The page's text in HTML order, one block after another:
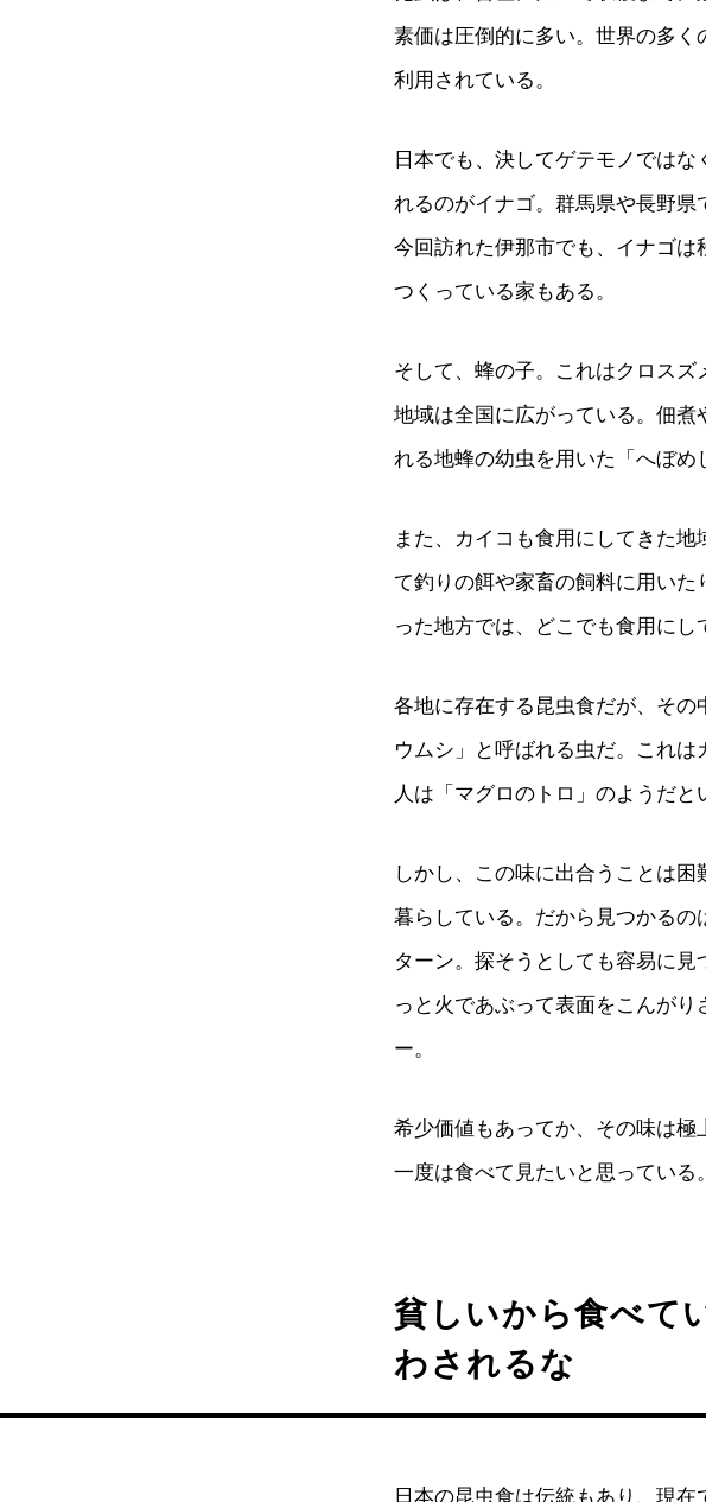
素価は圧倒的に多い。世界の多
利用されている。
日本でも、決してゲテモノでは
れるのがイナゴ。群馬県や長野県
今回訪れた伊那市でも、イナゴ
つくっている家もある。
そして、蜂の子。これはクロス
地域は全国に広がっている。佃
れる地蜂の幼虫を用いた「へぼめ
また、カイコも食用にしてきた
て釣りの餌や家畜の飼料に用い
った地方では、どこでも食用にし
各地に存在する昆虫食だが、その
ウムシ」と呼ばれる虫だ。これ
人は「マグロのトロ」のようだと
しかし、この味に出合うことは
暮らしている。だから見つかる
ターン。探そうとしても容易に
っと火であぶって表面をこんが
ー。
希少価値もあってか、その味は
一度は食べて見たいと思っている。
貧しいから食べて
わされるな
日本の昆虫食は伝統もあり、現在